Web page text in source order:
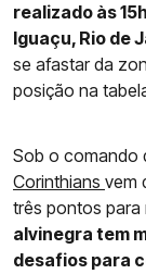
realizado às
Iguaçu, Rio de
se afastar da
posição na
Sob o comando
Corinthians vem
três pontos para
alvinegra tem
desafios para